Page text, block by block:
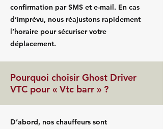
confirmation par SMS et e-mail. En cas
d’imprévu, nous réajustons rapidement
l’horaire pour sécuriser votre
déplacement.
Pourquoi choisir Ghost Driver
VTC pour « Vtc barr » ?
D’abord, nos chauffeurs sont